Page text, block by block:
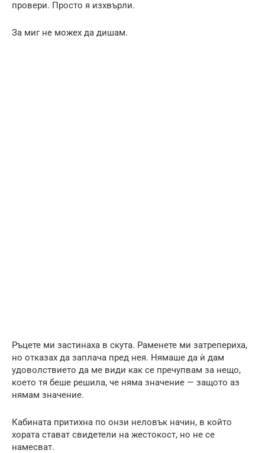
провери. Просто я изхвърли.
За миг не можех да дишам.
Ръцете ми застинаха в скута. Раменете ми затрепериха,
но отказах да заплача пред нея. Нямаше да ѝ дам
удоволствието да ме види как се пречупвам за нещо,
което тя беше решила, че няма значение — защото аз
нямам значение.
Кабината притихна по онзи неловък начин, в който
хората стават свидетели на жестокост, но не се
намесват.